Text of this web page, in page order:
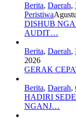
Berita, Daerah,
Peristiwa
DISHUB
AUDIT…
Berita, Daerah,
2026
GERAK
Berita, Daerah,
HADIRI
NGANJ…